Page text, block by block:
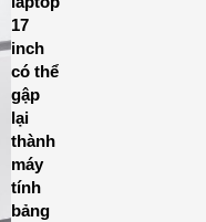
17
inch
có thể
gập
lại
thành
máy
tính
bảng